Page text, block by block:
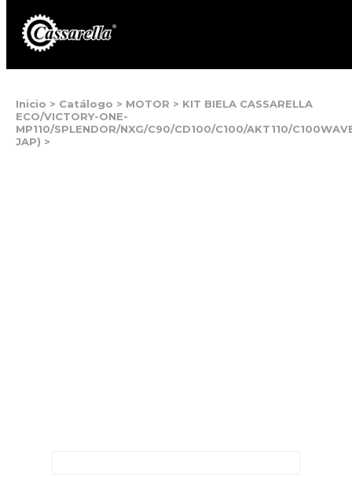
Inicio > Catálogo > MOTOR > KIT BIELA CASSARELLA
ECO/VICTORY-ONE-
MP110/SPLENDOR/NXG/C90/CD100/C100/AKT110/
JAP) >